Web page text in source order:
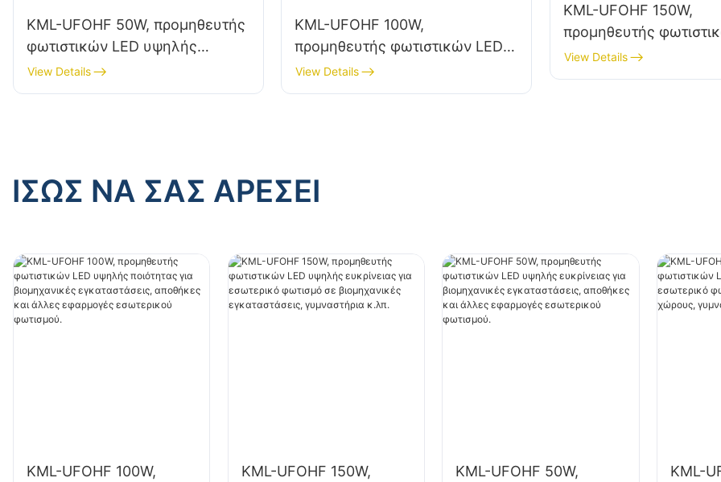
KML-UFOHF 50W, προμηθευτής
φωτιστικών LED υψηλής
ευκρίνειας για βιομηχανικές
εγκαταστάσεις, αποθήκες και
View Details
KML-UFOHF 100W,
προμηθευτής φωτιστικών LED
υψηλής ποιότητας για
βιομηχανικές εγκαταστάσεις,
View Details
KML-UFOHF 150W,
προμηθευτής
υψηλής ευκρίνειας για
εσωτερικό φωτισμό σε
View Details
ΊΣΩΣ ΝΑ ΣΑΣ ΑΡΈΣΕΙ
KML-UFOHF 100W,
KML-UFOHF 150W,
KML-UFOHF 50W,
KML-